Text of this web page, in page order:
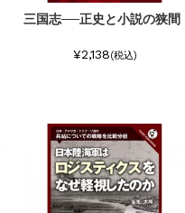
三国志──正史と小説の狭間
¥2,138(税込)